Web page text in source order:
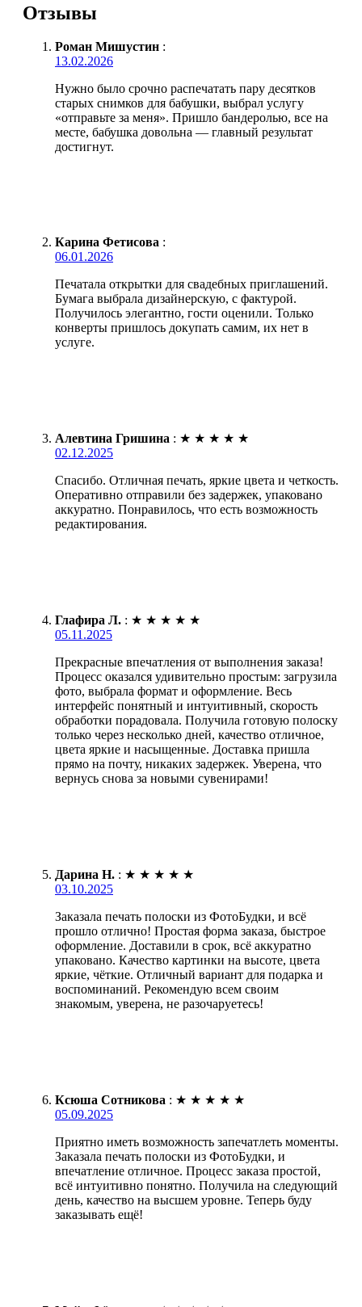
Отзывы
Роман Мишустин :
13.02.2026
Нужно было срочно распечатать пару десятков
старых снимков для бабушки, выбрал услугу
«отправьте за меня». Пришло бандеролью, все на
месте, бабушка довольна — главный результат
достигнут.
Карина Фетисова :
06.01.2026
Печатала открытки для свадебных приглашений.
Бумага выбрала дизайнерскую, с фактурой.
Получилось элегантно, гости оценили. Только
конверты пришлось докупать самим, их нет в
услуге.
Алевтина Гришина : ★ ★ ★ ★ ★
02.12.2025
Спасибо. Отличная печать, яркие цвета и четкость.
Оперативно отправили без задержек, упаковано
аккуратно. Понравилось, что есть возможность
редактирования.
Глафира Л. : ★ ★ ★ ★ ★
05.11.2025
Прекрасные впечатления от выполнения заказа!
Процесс оказался удивительно простым: загрузила
фото, выбрала формат и оформление. Весь
интерфейс понятный и интуитивный, скорость
обработки порадовала. Получила готовую полоску
только через несколько дней, качество отличное,
цвета яркие и насыщенные. Доставка пришла
прямо на почту, никаких задержек. Уверена, что
вернусь снова за новыми сувенирами!
Дарина Н. : ★ ★ ★ ★ ★
03.10.2025
Заказала печать полоски из ФотоБудки, и всё
прошло отлично! Простая форма заказа, быстрое
оформление. Доставили в срок, всё аккуратно
упаковано. Качество картинки на высоте, цвета
яркие, чёткие. Отличный вариант для подарка и
воспоминаний. Рекомендую всем своим
знакомым, уверена, не разочаруетесь!
Ксюша Сотникова : ★ ★ ★ ★ ★
05.09.2025
Приятно иметь возможность запечатлеть моменты.
Заказала печать полоски из ФотоБудки, и
впечатление отличное. Процесс заказа простой,
всё интуитивно понятно. Получила на следующий
день, качество на высшем уровне. Теперь буду
заказывать ещё!